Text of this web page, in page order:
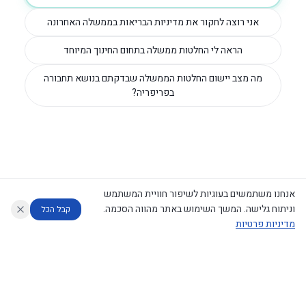
אני רוצה לחקור את מדיניות הבריאות בממשלה האחרונה
הראה לי החלטות ממשלה בתחום החינוך המיוחד
מה מצב יישום החלטות הממשלה שבדקתם בנושא תחבורה
בפריפריה?
אנחנו משתמשים בעוגיות לשיפור חוויית המשתמש
וניתוח גלישה. המשך השימוש באתר מהווה הסכמה.
מדיניות פרטיות
קבל הכל